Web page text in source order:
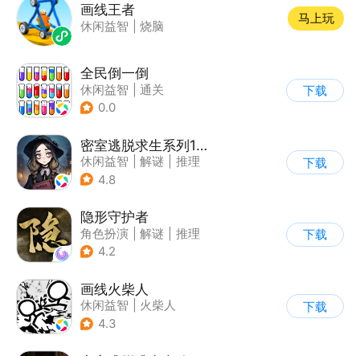
画线王者
休闲益智 烧脑
马上玩
全民倒一倒
休闲益智
通关
0.0
下载
密室逃脱求生系列1极地冒险
休闲益智 解谜
推理
| 密室逃脱
4.8
下载
隐形守护者
角色扮演 解谜
推理
| 端游移植
4.2
下载
画线火柴人
休闲益智
火柴人
| DIY
4.3
下载